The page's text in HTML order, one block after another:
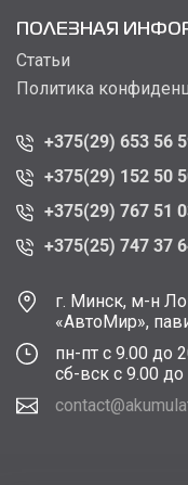
ПОЛЕЗНАЯ
Статьи
Политика
+375(29) 653 56
+375(29) 152 50
+375(29) 767 51
+375(25) 747 37
г. Минск, м-н
«АвтоМир»,
пн-пт с 9.00 до
сб-вск с 9.00 до